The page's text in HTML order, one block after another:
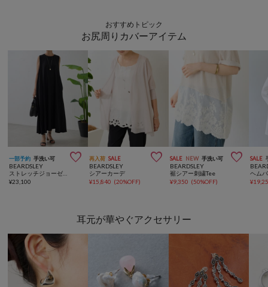
おすすめトピック
お尻周りカバーアイテム
一部予約 手洗い可 
BEARDSLEY
¥23,100
再入荷 SALE 
BEARDSLEY
シアーカーデ
¥15,840 (20%OFF)
SALE NEW 手洗い可 
BEARDSLEY
裾シアー刺繍Tee
¥9,350 (50%OFF)
SALE
¥
耳元が華やぐアクセサリー